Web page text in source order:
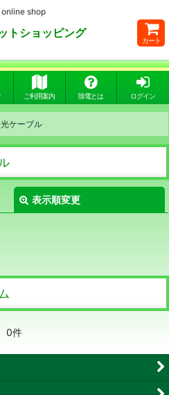
shop
トショッピング
カート
ご利用案内 除電とは ログイン
ケーブル
表示順変更
り込む
0件